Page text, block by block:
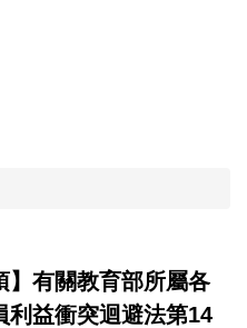
】有關教育部所屬各
利益衝突迴避法第14